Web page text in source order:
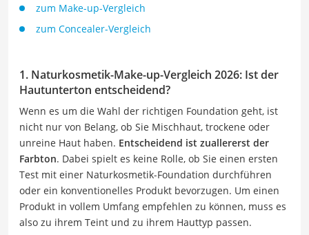
zum Make-up-Vergleich
zum Concealer-Vergleich
1. Naturkosmetik-Make-up-Vergleich 2026: Ist der
Hautunterton entscheidend?
Wenn es um die Wahl der richtigen Foundation geht, ist
nicht nur von Belang, ob Sie Mischhaut, trockene oder
unreine Haut haben. Entscheidend ist zuallererst der
Farbton. Dabei spielt es keine Rolle, ob Sie einen ersten
Test mit einer Naturkosmetik-Foundation durchführen
oder ein konventionelles Produkt bevorzugen. Um einen
Produkt in vollem Umfang empfehlen zu können, muss es
also zu ihrem Teint und zu ihrem Hauttyp passen.